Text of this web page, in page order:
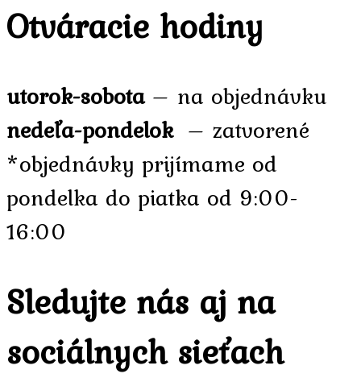
Otváracie hodiny
utorok-sobota– na objednávku
nedeľa-pondelok – zatvorené
*objednávky prijímame od
pondelka do piatka od 9:00-
16:00
Sledujte nás aj na
sociálnych sieťach